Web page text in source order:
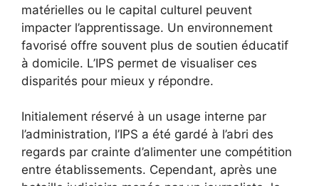
matérielles ou le capital culturel peuvent
impacter l’apprentissage. Un environnement
favorisé offre souvent plus de soutien éducatif
à domicile. L’IPS permet de visualiser ces
disparités pour mieux y répondre.
Initialement réservé à un usage interne par
l’administration, l’IPS a été gardé à l’abri des
regards par crainte d’alimenter une compétition
entre établissements. Cependant, après une